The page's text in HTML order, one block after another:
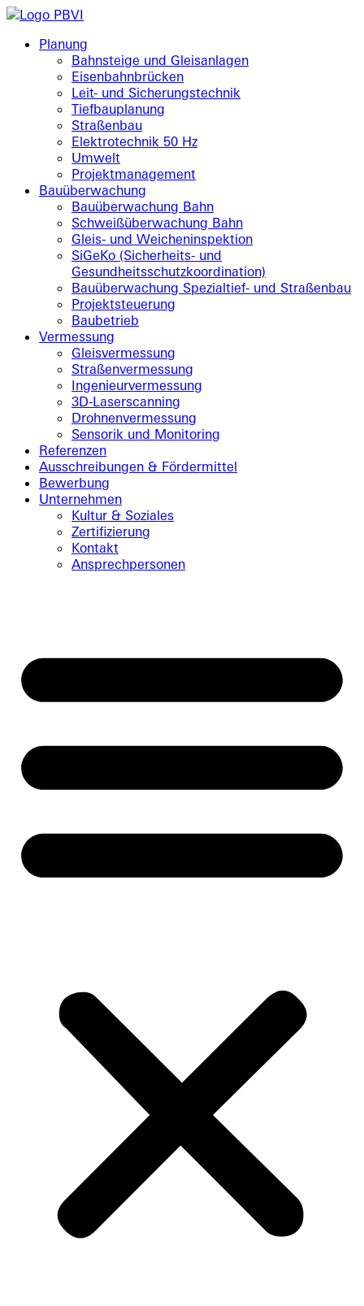
Planung
Bahnsteige und Gleisanlagen
Eisenbahnbrücken
Leit- und Sicherungstechnik
Tiefbauplanung
Straßenbau
Elektrotechnik 50 Hz
Umwelt
Projektmanagement
Bauüberwachung
Bauüberwachung Bahn
Schweißüberwachung Bahn
Gleis- und Weicheninspektion
SiGeKo (Sicherheits- und
Gesundheitsschutzkoordination)
Bauüberwachung Spezialtief- und Straßenbau
Projektsteuerung
Baubetrieb
Vermessung
Gleisvermessung
Straßenvermessung
Ingenieurvermessung
3D-Laserscanning
Drohnenvermessung
Sensorik und Monitoring
Referenzen
Ausschreibungen & Fördermittel
Bewerbung
Unternehmen
Kultur & Soziales
Zertifizierung
Kontakt
Ansprechpersonen